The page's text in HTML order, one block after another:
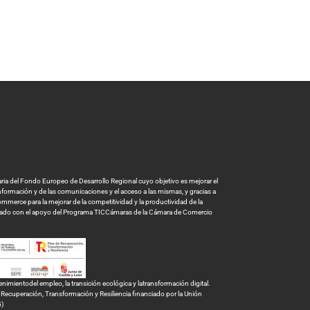
del Fondo Europeo de Desarrollo Regional cuyo objetivo es mejorar el
y de las comunicaciones y el acceso a las mismas, y gracias a
para la mejorar de la competitividad y la productividad de la
con el apoyo del Programa TICCámaras de la Cámara de Comercio
empleo, la transición ecológica y latransformación digital.
Transformación y Resiliencia financiado por la Unión